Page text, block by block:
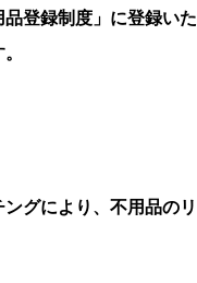
登録制度」に登録いた
グにより、不用品のリ